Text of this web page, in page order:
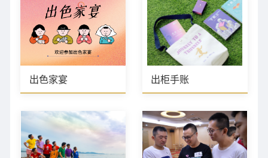
出色家宴 出柜手账